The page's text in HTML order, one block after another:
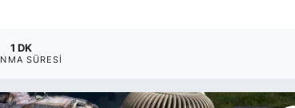
1 DK
SÜRESI